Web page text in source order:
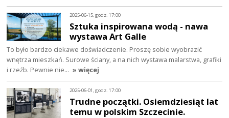
2025-06-15, godz. 17:00
Sztuka inspirowana wodą - nawa
wystawa Art Galle
To było bardzo ciekawe doświadczenie. Proszę sobie wyobrazić
wnętrza mieszkań. Surowe ściany, a na nich wystawa malarstwa, grafiki
i rzeźb. Pewnie nie… » więcej
2025-06-01, godz. 17:00
Trudne początki. Osiemdziesiąt lat
temu w polskim Szczecinie.